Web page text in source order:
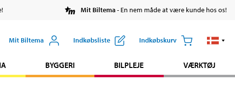
Mit Biltema- En nem måde at være kunde hos os!
Mit Biltema Indkøbsliste Indkøbskurv
BYGGERI BILPLEJE VÆRKTØJ